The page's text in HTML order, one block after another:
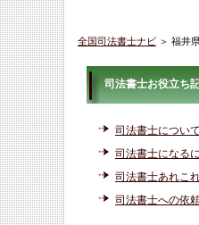
全国司法書士ナビ ＞ 福井
司法書士お役立ち
司法書士について
司法書士になる
司法書士あれこ
司法書士への依